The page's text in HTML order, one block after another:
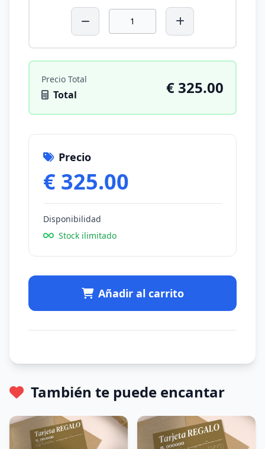
Precio Total
Total € 325.00
Precio
€ 325.00
Disponibilidad
Stock ilimitado
Añadir al carrito
También te puede encantar